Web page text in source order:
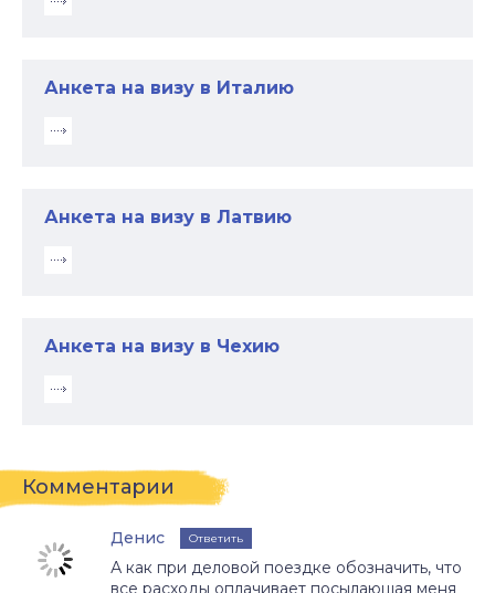
Анкета на визу в Италию
Анкета на визу в Латвию
Анкета на визу в Чехию
Комментарии
Денис Ответить
А как при деловой поездке обозначить, что
все расходы оплачивает посылающая меня